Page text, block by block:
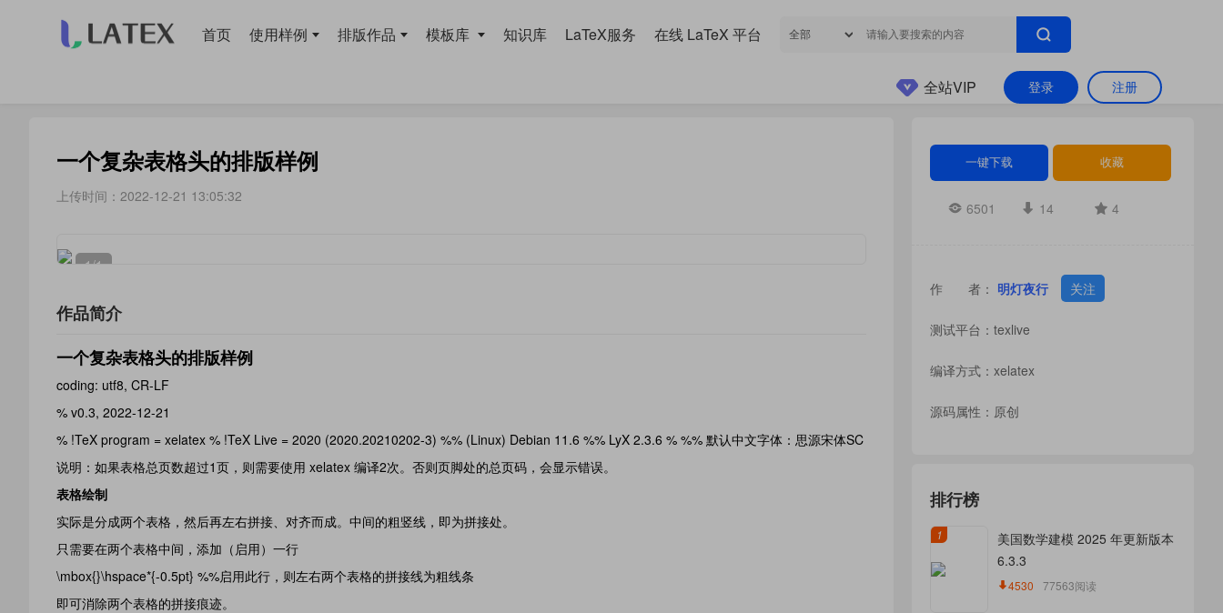
首页 使用样例 排版作品 模板库 知识库 LaTeX服务 在线 LaTeX 平台
登录 注册
全站VIP
一个复杂表格头的排版样例
上传时间：2022-12-21 13:05:32
1/1
作品简介
一个复杂表格头的排版样例
coding: utf8, CR-LF
% v0.3, 2022-12-21
% !TeX program = xelatex % !TeX Live = 2020 (2020.20210202-3) %% (Linux) Debian 11.6 %% LyX 2.3.6 % %% 默认中文字体：思源宋体SC
说明：如果表格总页数超过1页，则需要使用 xelatex 编译2次。否则页脚处的总页码，会显示错误。
表格绘制
实际是分成两个表格，然后再左右拼接、对齐而成。中间的粗竖线，即为拼接处。
只需要在两个表格中间，添加（启用）一行
\mbox{}\hspace*{-0.5pt} %%启用此行，则左右两个表格的拼接线为粗线条
即可消除两个表格的拼接痕迹。
一键下载 收藏
6501 14 4
作 者： 明灯夜行 关注
测试平台：texlive
编译方式：xelatex
源码属性：原创
排行榜
1
美国数学建模 2025 年更新版本
6.3.3
4530 77563阅读